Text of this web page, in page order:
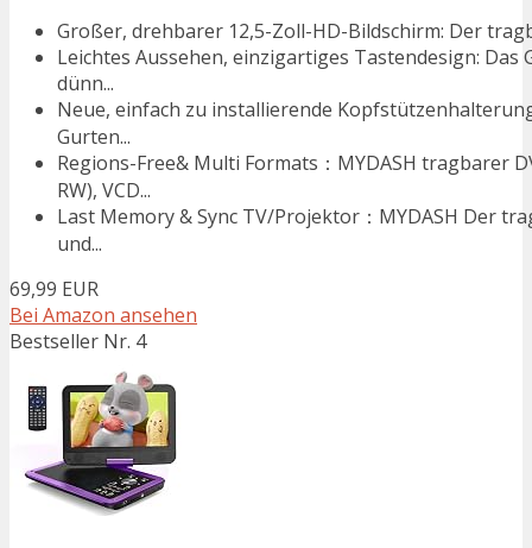
Großer, drehbarer 12,5-Zoll-HD-Bildschirm: Der
Leichtes Aussehen, einzigartiges Tastendesign: Das
dünn...
Neue, einfach zu installierende
Gurten...
Regions-Free& Multi Formats：MYDASH tragbarer
RW), VCD...
Last Memory & Sync TV/Projektor：MYDASH Der
und...
69,99 EUR
Bei Amazon ansehen
Bestseller Nr. 4